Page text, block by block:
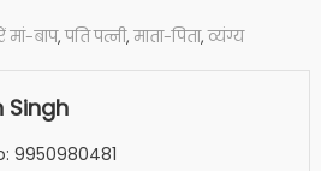
बाप,पति पत्नी, माता-पिता,व्यंग्य
Singh
9950980481